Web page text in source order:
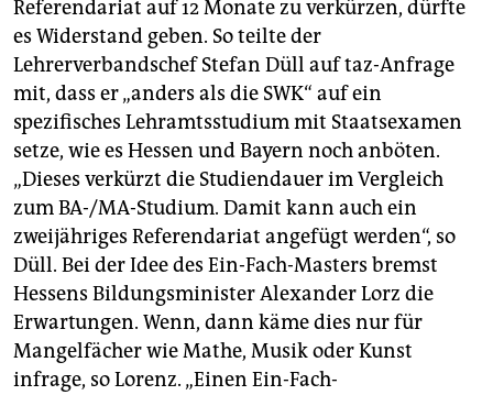
Referendariat auf 12 Monate zu verkürzen, dürfte
es Widerstand geben. So teilte der
Lehrerverbandschef Stefan Düll auf taz-Anfrage
mit, dass er „anders als die SWK“ auf ein
spezifisches Lehramtsstudium mit Staatsexamen
setze, wie es Hessen und Bayern noch anböten.
„Dieses verkürzt die Studiendauer im Vergleich
zum BA-/MA-Studium. Damit kann auch ein
zweijähriges Referendariat angefügt werden“, so
Düll. Bei der Idee des Ein-Fach-Masters bremst
Hessens Bildungsminister Alexander Lorz die
Erwartungen. Wenn, dann käme dies nur für
Mangelfächer wie Mathe, Musik oder Kunst
infrage, so Lorenz. „Einen Ein-Fach-